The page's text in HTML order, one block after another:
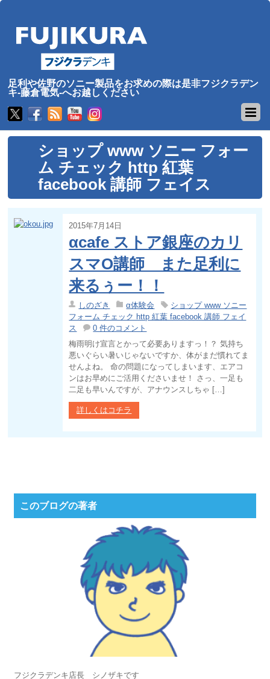
足利や佐野のソニー製品をお求めの際は是非フジクラデン
キ-藤倉電気-へお越しください
ショップ www ソニー フォー
ム チェック http 紅葉
facebook 講師 フェイス
2015年7月14日
αcafe ストア銀座のカリ
スマO講師 また足利に
来るぅー！！
しのざき α体験会
ショップ www ソニー
フォーム チェック http 紅葉 facebook 講師 フェイ
ス
0 件のコメント
梅雨明け宣言とかって必要ありますっ！？ 気持ち
悪いぐらい暑いじゃないですか、体がまだ慣れてま
せんよね。 命の問題になってしまいます、エアコ
ンはお早めにご活用くださいませ！ さっ、一足も
二足も早いんですが、アナウンスしちゃ […]
詳しくはコチラ
このブログの著者
フジクラデンキ店長 シノザキです